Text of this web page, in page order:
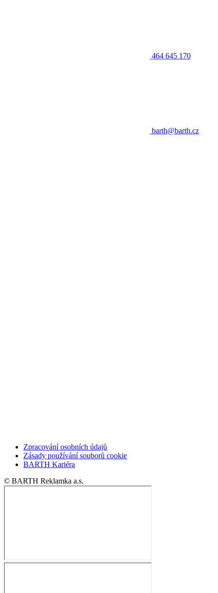
464 645 170
barth@barth.cz
Zpracování osobních údajů
Zásady používání souborů cookie
BARTH Kariéra
© BARTH Reklamka a.s.